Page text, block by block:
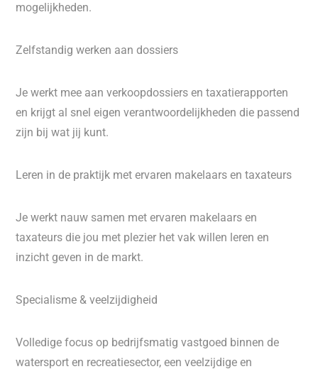
mogelijkheden.
Zelfstandig werken aan dossiers
Je werkt mee aan verkoopdossiers en taxatierapporten
en krijgt al snel eigen verantwoordelijkheden die passend
zijn bij wat jij kunt.
Leren in de praktijk met ervaren makelaars en taxateurs
Je werkt nauw samen met ervaren makelaars en
taxateurs die jou met plezier het vak willen leren en
inzicht geven in de markt.
Specialisme & veelzijdigheid
Volledige focus op bedrijfsmatig vastgoed binnen de
watersport en recreatiesector, een veelzijdige en